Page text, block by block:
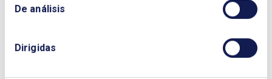
De análisis
Dirigidas